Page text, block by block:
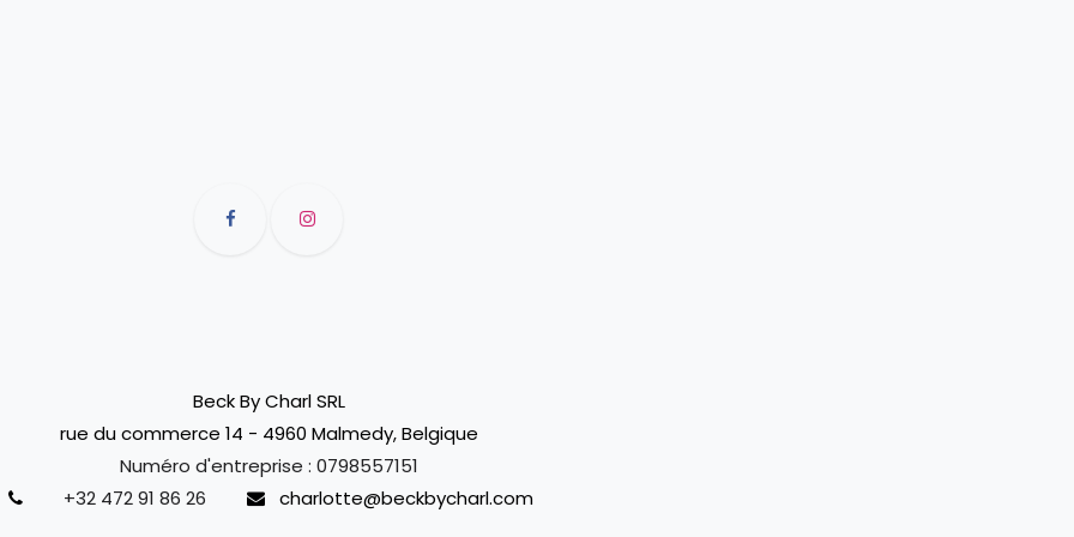
Beck By Charl SRL
rue du commerce 14 - 4960 Malmedy, Belgique
Numéro d'entreprise : 0798557151
+32 472 91 86 26
charlotte@beckbycharl.com